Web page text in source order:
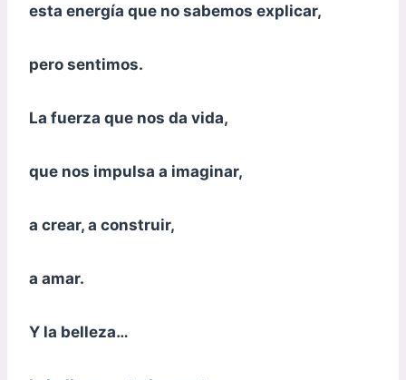
esta energía que no sabemos explicar,
pero sentimos.
La fuerza que nos da vida,
que nos impulsa a imaginar,
a crear, a construir,
a amar.
Y la belleza…